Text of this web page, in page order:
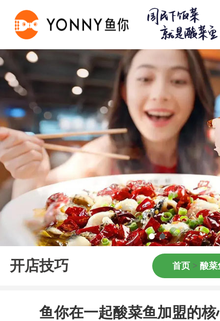
开店技巧 首页 > 酸菜
鱼你在一起酸菜鱼加盟的